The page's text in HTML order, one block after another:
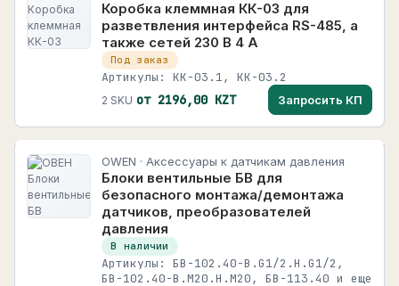
Программируемые реле
Программируемые устройства
Программное обеспечение, устройства
Силовые и коммутационные устройства 7
+ КИП и измерение
+ Датчики
Приводы, двигатели и движение
Силовая электроника и электропитание
KIPPRIBOR
767 карточек
MEYERTEC
1379 карточек
OWEN
326 карточек
Optima Techno
Optima Techno
21 карточек
PROMODEM
PROMODEM
138 карточек
Schneider Electric
400 карточек
Коробка клеммная КК-03 для
разветвления интерфейса RS-485, а
также сетей 230 В 4 А
Под заказ
Артикулы: КК-03.1, КК-03.2
2 SKU от 2196,00 KZT Запросить КП
OWEN · Аксессуары к датчикам давления
Блоки вентильные БВ для
безопасного монтажа/демонтажа
датчиков, преобразователей
давления
В наличии
Артикулы: БВ-102.40-В.G1/2.Н.G1/2,
БВ-102.40-В.М20.Н.М20, БВ-113.40 и еще